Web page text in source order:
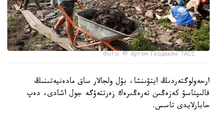
Фото: © Артем Геодакян/ ТАСС
ارحەولوگتەردىڭ ايتۋىنشا، بۇل ولجالار ساق مادەنيەتىنىڭ
قالىپتاسۋ كەزەڭىن تەرەڭىرەك زەرتتەۋگە جول اشادى، دەپ
حابارلايدى تاسس.